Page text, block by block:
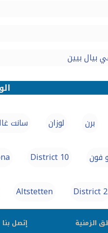
بيال بيين
برن لوزان سانت
فون District 10
District 2
Altstetten
الزمنية إتصل بنا